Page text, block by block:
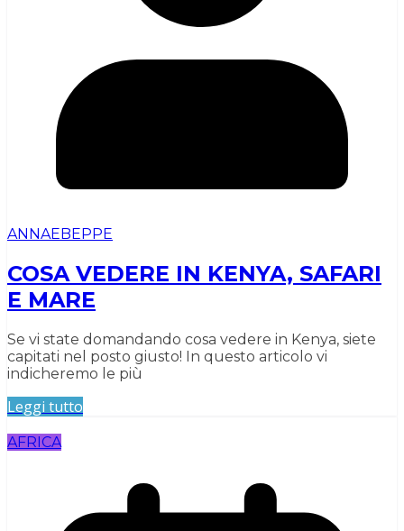
ANNAEBEPPE
COSA VEDERE IN KENYA, SAFARI
E MARE
Se vi state domandando cosa vedere in Kenya, siete
capitati nel posto giusto! In questo articolo vi
indicheremo le più
Leggi tutto
AFRICA